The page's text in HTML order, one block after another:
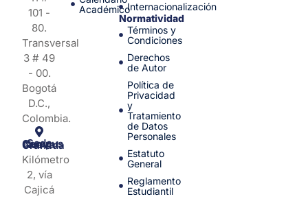
101 -
80.
Transversal
3 # 49
- 00.
Bogotá
D.C.,
Colombia.
Sede Campus Nueva Granada
Kilómetro
2, vía
Cajicá
AcadémicoInternacionalización
Normatividad
Términos y
Condiciones
Derechos
de Autor
Política de
Privacidad
y
Tratamiento
de Datos
Personales
Estatuto
General
Reglamento
Estudiantil